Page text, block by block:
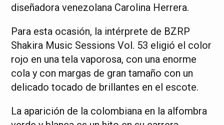
diseñadora venezolana Carolina Herrera.
Para esta ocasión, la intérprete de BZRP
Shakira Music Sessions Vol. 53 eligió el color
rojo en una tela vaporosa, con una enorme
cola y con margas de gran tamaño con un
delicado tocado de brillantes en el escote.
La aparición de la colombiana en la alfombra